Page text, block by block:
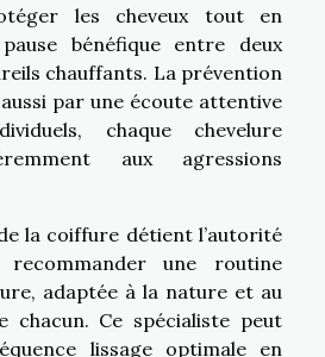
les cheveux tout en
bénéfique entre deux
chauffants. La prévention
par une écoute attentive
chaque chevelure
aux agressions
la coiffure détient l’autorité
recommander une routine
adaptée à la nature et au
chacun. Ce spécialiste peut
lissage optimale en